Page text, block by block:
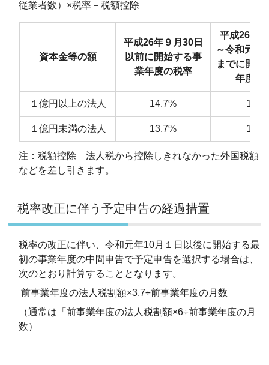
従業者数）×税率－税額控除
資本金等の額
平成26年９月30日
以前に開始する事
業年度の税率
平成26年
～令和元年
までに開始
年度の
１億円以上の法人 14.7%
１億円未満の法人 13.7%
注：税額控除 法人税から控除しきれなかった外国税額
などを差し引きます。
税率改正に伴う予定申告の経過措置
税率の改正に伴い、令和元年10月１日以後に開始する最
初の事業年度の中間申告で予定申告を選択する場合は、
次のとおり計算することとなります。
前事業年度の法人税割額×3.7÷前事業年度の月数
（通常は「前事業年度の法人税割額×6÷前事業年度の月
数）